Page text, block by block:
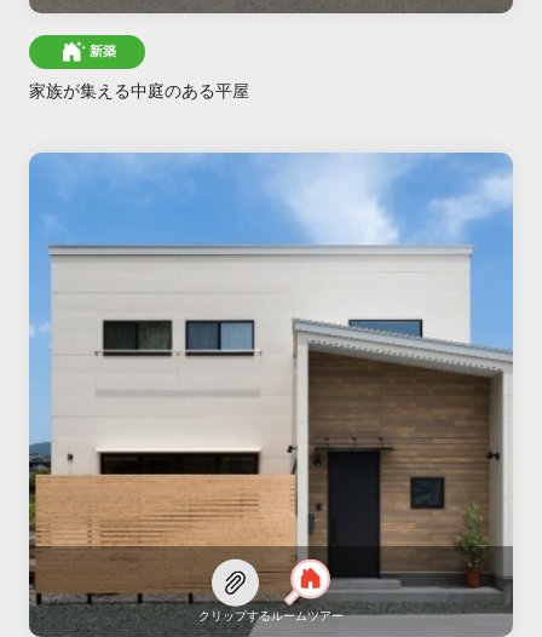
新築
家族が集える中庭のある平屋
クリップするルームツアー